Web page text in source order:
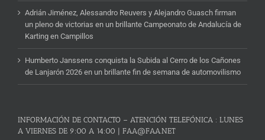
Adrián Jiménez, Alessandro Reuvers y Alejandro Guasch firman
un pleno de victorias en un brillante Campeonato de Andalucía de
Karting en Campillos
Humberto Janssens conquista la Subida al Cerro de los Cañones
de Lanjarón 2026 en un brillante fin de semana de automovilismo
INFORMACIÓN DE CONTACTO – ATENCIÓN TELEFÓNICA : LUNES
A VIERNES DE 9:00 A 14:00 | FAA@FAA.NET